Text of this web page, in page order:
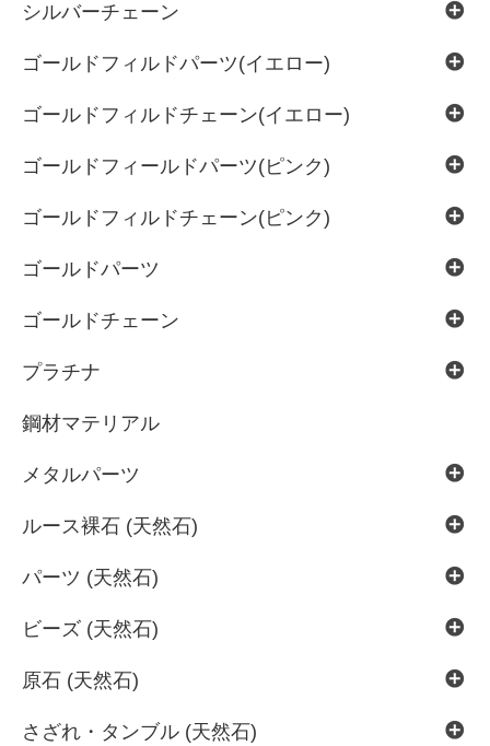
シルバーチェーン
ゴールドフィルドパーツ(イエロー)
ゴールドフィルドチェーン(イエロー)
ゴールドフィールドパーツ(ピンク)
ゴールドフィルドチェーン(ピンク)
ゴールドパーツ
ゴールドチェーン
プラチナ
鋼材マテリアル
メタルパーツ
ルース裸石 (天然石)
パーツ (天然石)
ビーズ (天然石)
原石 (天然石)
さざれ・タンブル (天然石)